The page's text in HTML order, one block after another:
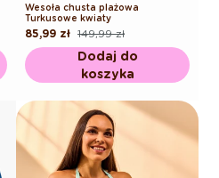
Wesoła chusta plażowa
Turkusowe kwiaty
Cena
regularna
149,99 zł
Cena
promocyjna
85,99 zł
Dodaj do
koszyka